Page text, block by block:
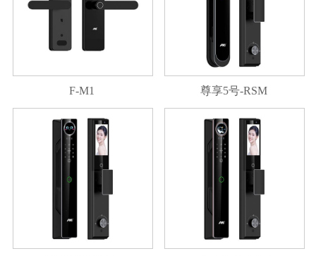
F-M1 尊享5号-RSM